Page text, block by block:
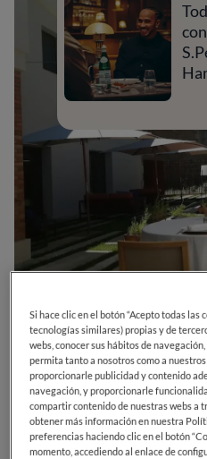
0 0
Plaza San Marcos, 524001LeónLeón
CERRADO Abre elViernes,
VER HORARIOS
Si hace clic en el botón “Acepto todas las
tecnologías similares) propias y de
webs, conocer sus hábitos de
permita tanto a nosotros como a
proporcionarle publicidad y contenido
navegación, y proporcionarle
compartir contenido de nuestras webs a
obtener más información en nuestra
preferencias haciendo clic en el botón
momento, accediendo al enlace de